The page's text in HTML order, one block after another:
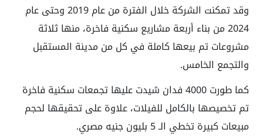
وقد تمكنت الشركة خلال الفترة من عام 2019 وحتى عام
2024 من بناء أربعة مشاريع سكنية فاخرة، منها ثلاثة
مشروعات تم بيعها كاملة في كل من مدينة المستقبل
والتجمع الخامس.
كما طورت 4000 فدان شيدت عليها تجمعات سكنية فاخرة
تم تخصيصها بالكامل للفيلات، علاوة على تحقيقها لحجم
مبيعات كبيرة تخطي الـ 5 بليون جنيه مصري.